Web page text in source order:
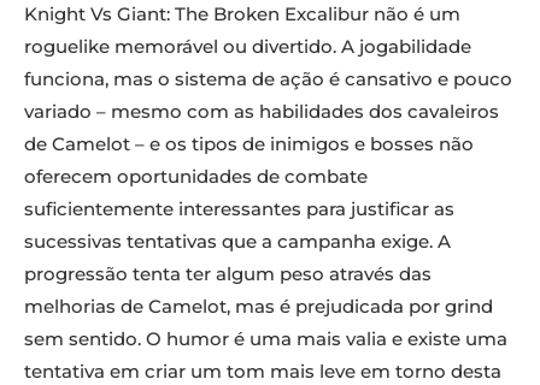
Knight Vs Giant: The Broken Excalibur não é um
roguelike memorável ou divertido. A jogabilidade
funciona, mas o sistema de ação é cansativo e pouco
variado – mesmo com as habilidades dos cavaleiros
de Camelot – e os tipos de inimigos e bosses não
oferecem oportunidades de combate
suficientemente interessantes para justificar as
sucessivas tentativas que a campanha exige. A
progressão tenta ter algum peso através das
melhorias de Camelot, mas é prejudicada por grind
sem sentido. O humor é uma mais valia e existe uma
tentativa em criar um tom mais leve em torno desta